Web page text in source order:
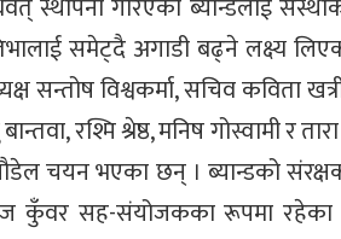
स्थापना गरिएको ब्यान्डलाई
समेट्दै अगाडी बढ्ने लक्ष्य
सन्तोष विश्वकर्मा, सचिव कविता
रश्मि श्रेष्ठ, मनिष गोस्वामी र
चयन भएका छन् । ब्यान्डको
कुँवर सह-संयोजकका रूपमा